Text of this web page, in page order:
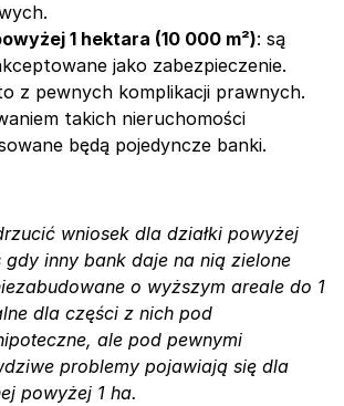
1 hektara (10 000 m²): są
jako zabezpieczenie.
z pewnych komplikacji prawnych.
takich nieruchomości
będą pojedyncze banki.
wniosek dla działki powyżej
gdy inny bank daje na nią zielone
o wyższym areale do 1
dla części z nich pod
ale pod pewnymi
problemy pojawiają się dla
powyżej 1 ha.